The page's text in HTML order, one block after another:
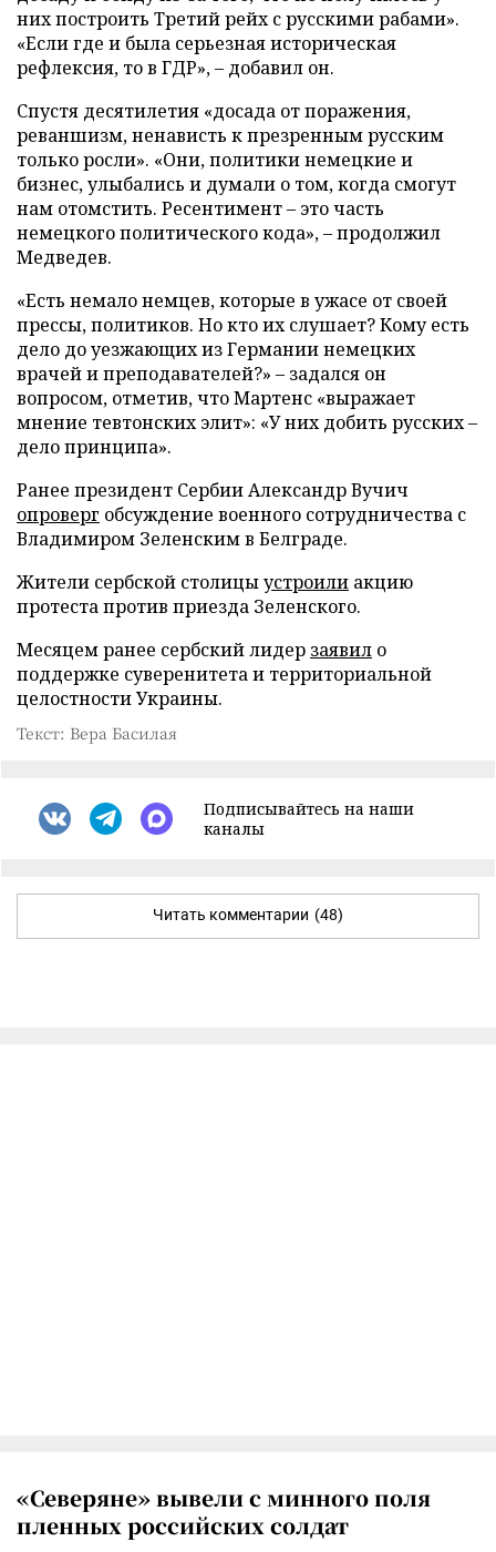
них построить Третий рейх с русскими рабами».
«Если где и была серьезная историческая
рефлексия, то в ГДР», – добавил он.
Спустя десятилетия «досада от поражения,
реваншизм, ненависть к презренным русским
только росли». «Они, политики немецкие и
бизнес, улыбались и думали о том, когда смогут
нам отомстить. Ресентимент – это часть
немецкого политического кода», – продолжил
Медведев.
«Есть немало немцев, которые в ужасе от своей
прессы, политиков. Но кто их слушает? Кому есть
дело до уезжающих из Германии немецких
врачей и преподавателей?» – задался он
вопросом, отметив, что Мартенс «выражает
мнение тевтонских элит»: «У них добить русских –
дело принципа».
Ранее президент Сербии Александр Вучич
опроверг обсуждение военного сотрудничества с
Владимиром Зеленским в Белграде.
Жители сербской столицыустроили акцию
протеста против приезда Зеленского.
Месяцем ранее сербский лидер заявил о
поддержке суверенитета и территориальной
целостности Украины.
Текст: Вера Басилая
Подписывайтесь на наши
каналы
Читать комментарии (48)
«Северяне» вывели с минного поля
пленных российских солдат